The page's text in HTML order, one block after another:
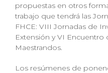
propuestas en otros
trabajo que tendrá las
FHCE: VIII Jornadas de
Extensión y VI Encuentro
Maestrandos.
Los resúmenes de